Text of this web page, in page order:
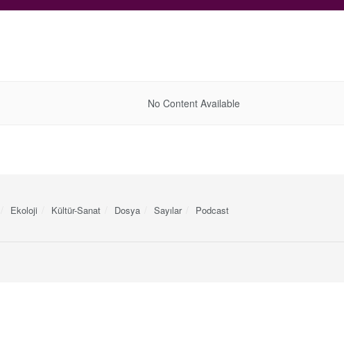
No Content Available
Ekoloji Kültür-Sanat Dosya Sayılar Podcast